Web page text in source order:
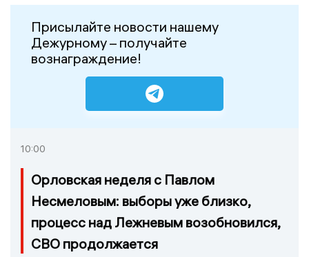
Присылайте новости нашему
Дежурному – получайте
вознаграждение!
10:00
Орловская неделя с Павлом
Несмеловым: выборы уже близко,
процесс над Лежневым возобновился,
СВО продолжается